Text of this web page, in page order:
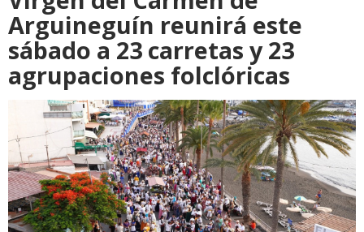
Arguineguín reunirá este
sábado a 23 carretas y 23
agrupaciones folclóricas